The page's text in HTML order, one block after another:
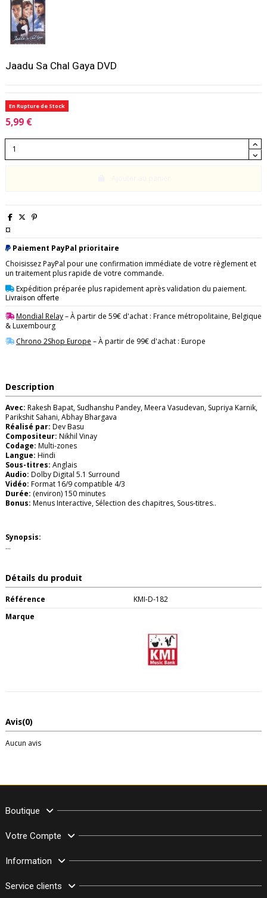
Jaadu Sa Chal Gaya DVD
En Rupture de Stock
5,99 €
¤
Paiement PayPal prioritaire
Choisissez PayPal pour une confirmation immédiate de votre règlement et
un traitement plus rapide de votre commande.
Expédition préparée plus rapidement après validation du paiement.
Livraison offerte
Mondial Relay– À partir de 59€ d'achat : France métropolitaine, Belgique
& Luxembourg
Chrono 2Shop Europe – À partir de 99€ d'achat : Europe
Description
Avec: Rakesh Bapat, Sudhanshu Pandey, Meera Vasudevan, Supriya Karnik,
Parikshit Sahani, Abhay Bhargava
Réalisé par: Dev Basu
Compositeur: Nikhil Vinay
Codage: Multi-zones
Langue: Hindi
Sous-titres: Anglais
Audio: Dolby Digital 5.1 Surround
Vidéo: Format 16/9 compatible 4/3
Durée: (environ) 150 minutes
Bonus: Menus Interactive, Sélection des chapitres, Sous-titres..
Synopsis:
...
Détails du produit
Référence
KMI-D-182
Marque
Avis(0)
Aucun avis
Boutique
Votre Compte
Information
Service clients